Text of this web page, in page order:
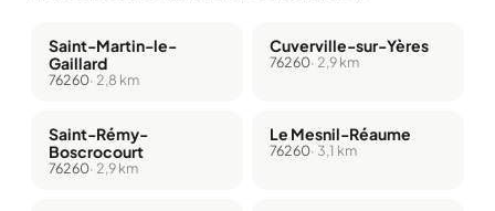
Saint-Martin-le-
Gaillard
76260· 2,8 km
Cuverville-sur-Yères
76260· 2,9 km
Saint-Rémy-
Boscrocourt
76260· 2,9 km
Le Mesnil-Réaume
76260· 3,1 km